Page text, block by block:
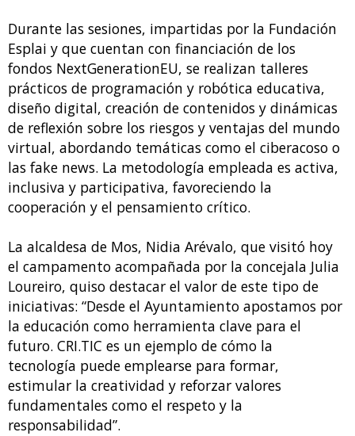
Durante las sesiones, impartidas por la Fundación
Esplai y que cuentan con financiación de los
fondos NextGenerationEU, se realizan talleres
prácticos de programación y robótica educativa,
diseño digital, creación de contenidos y dinámicas
de reflexión sobre los riesgos y ventajas del mundo
virtual, abordando temáticas como el ciberacoso o
las fake news. La metodología empleada es activa,
inclusiva y participativa, favoreciendo la
cooperación y el pensamiento crítico.
La alcaldesa de Mos, Nidia Arévalo, que visitó hoy
el campamento acompañada por la concejala Julia
Loureiro, quiso destacar el valor de este tipo de
iniciativas: “Desde el Ayuntamiento apostamos por
la educación como herramienta clave para el
futuro. CRI.TIC es un ejemplo de cómo la
tecnología puede emplearse para formar,
estimular la creatividad y reforzar valores
fundamentales como el respeto y la
responsabilidad”.